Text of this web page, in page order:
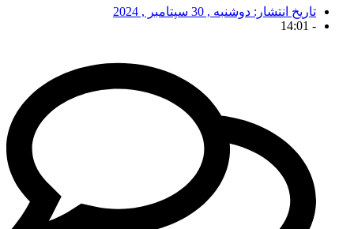
تاریخ انتشار: دوشنبه , 30 سپتامبر , 2024
-
14:01